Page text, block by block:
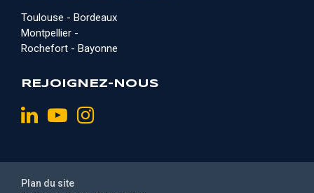
Toulouse - Bordeaux
Montpellier -
Rochefort - Bayonne
REJOIGNEZ-NOUS
Plan du site